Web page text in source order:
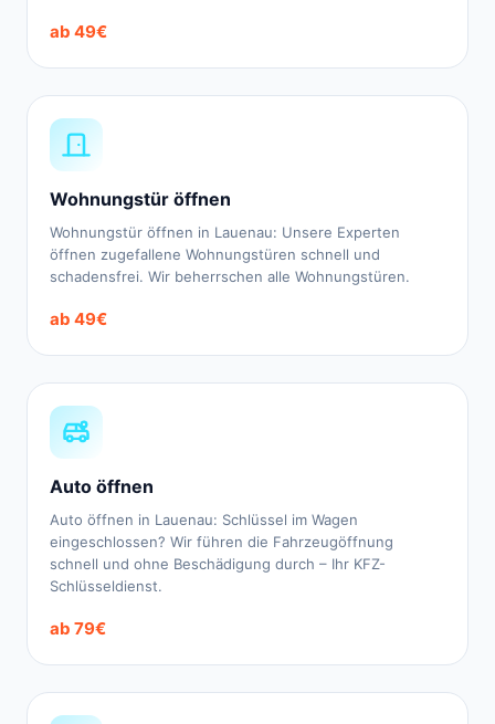
ab 49€
Wohnungstür öffnen
Wohnungstür öffnen in Lauenau: Unsere Experten
öffnen zugefallene Wohnungstüren schnell und
schadensfrei. Wir beherrschen alle Wohnungstüren.
ab 49€
Auto öffnen
Auto öffnen in Lauenau: Schlüssel im Wagen
eingeschlossen? Wir führen die Fahrzeugöffnung
schnell und ohne Beschädigung durch – Ihr KFZ-
Schlüsseldienst.
ab 79€